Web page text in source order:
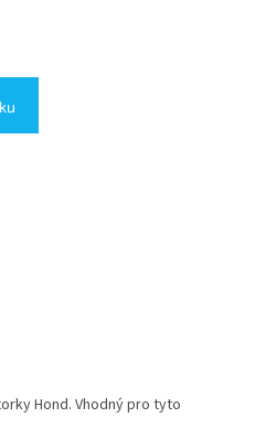
Hond. Vhodný pro tyto